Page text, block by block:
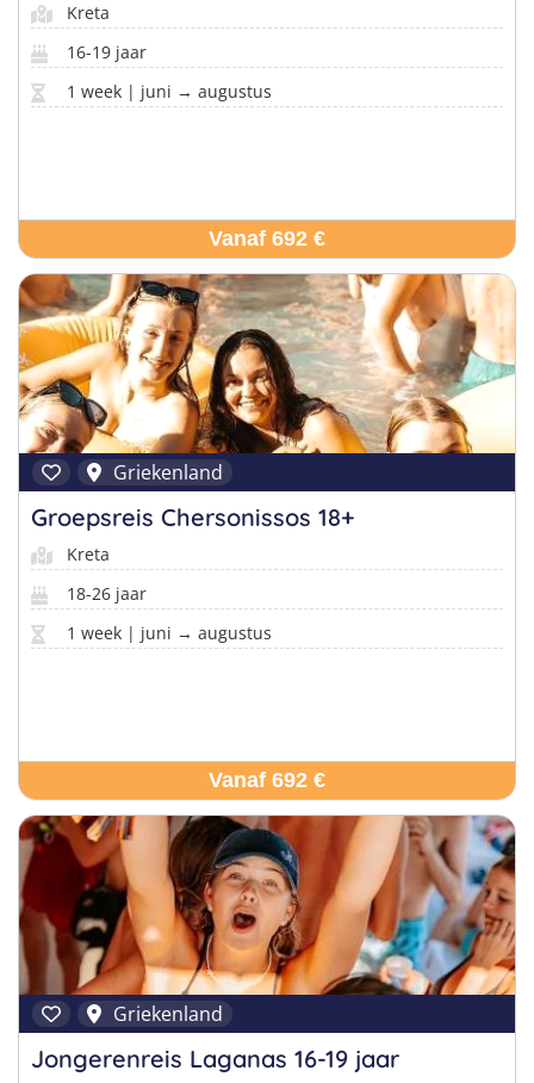
Kreta
16-19 jaar
1 week | juni → augustus
Vanaf 692 €
Griekenland
Groepsreis Chersonissos 18+
Kreta
18-26 jaar
1 week | juni → augustus
Vanaf 692 €
Griekenland
Jongerenreis Laganas 16-19 jaar